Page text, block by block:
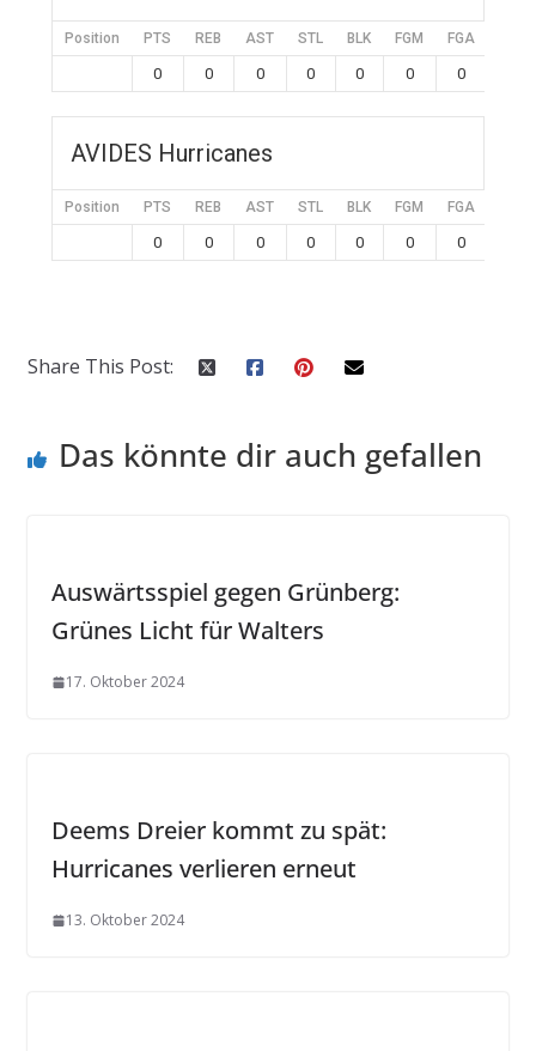
Position PTS REB AST STL BLK FGM FGA
0 0 0 0 0 0 0
AVIDES Hurricanes
Position PTS REB AST STL BLK FGM FGA
0 0 0 0 0 0 0
Share This Post:
Das könnte dir auch gefallen
Auswärtsspiel gegen Grünberg:
Grünes Licht für Walters
17. Oktober 2024
Deems Dreier kommt zu spät:
Hurricanes verlieren erneut
13. Oktober 2024